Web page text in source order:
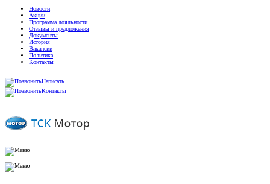
Новости
Акции
Программа лояльности
Отзывы и предложения
Документы
История
Вакансии
Политика
Контакты
Написать
Контакты